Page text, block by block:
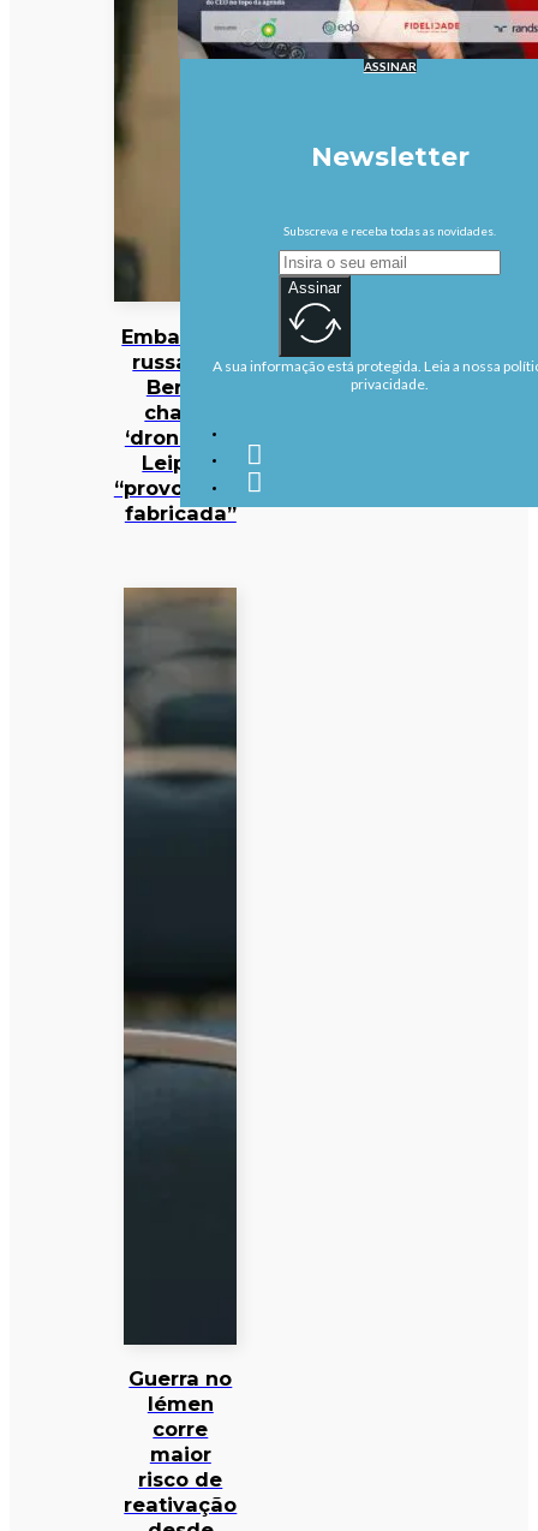
Embaixada
russa em
Berlim
chama
‘drone’ em
Leipzig
“provocação
fabricada”
Guerra no
Iémen
corre
maior
risco de
reativação
ASSINAR
Newsletter
Subscreva e receba todas as novidades.
Assinar
A sua informação está protegida. Leia a nossa
privacidade.